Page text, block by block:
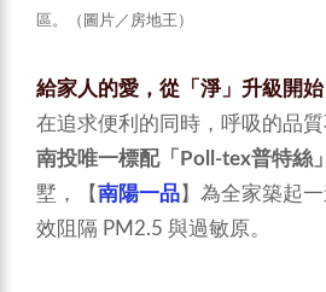
區。（圖片／房地王）
給家人的愛，從「淨」升級開始
在追求便利的同時，呼吸的品
南投唯一標配「Poll-tex普特絲
墅，【南陽一品】為全家築起
效阻隔 PM2.5 與過敏原。